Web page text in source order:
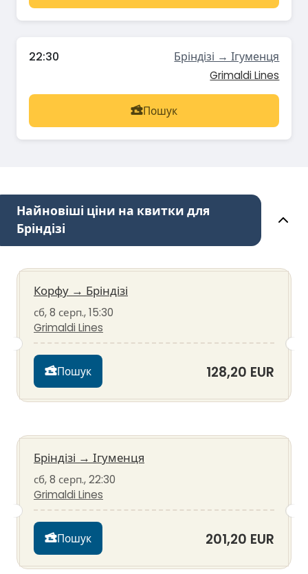
22:30 Бріндізі → Ігуменця
Grimaldi Lines
Пошук
Найновіші ціни на квитки для
Бріндізі
Корфу → Бріндізі
сб, 8 серп., 15:30
Grimaldi Lines
Пошук 128,20 EUR
Бріндізі → Ігуменця
сб, 8 серп., 22:30
Grimaldi Lines
Пошук 201,20 EUR